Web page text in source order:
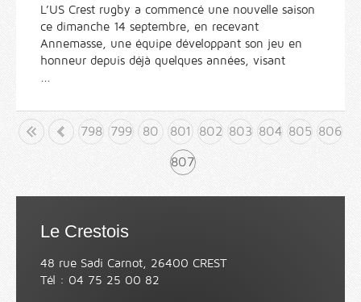
L’US Crest rugby a commencé une nouvelle saison
ce dimanche 14 septembre, en recevant
Annemasse, une équipe développant son jeu en
honneur depuis déjà quelques années, visant
...
« 798 799
80
801 802 803 804 805 806
807
Le Crestois
48 rue Sadi Carnot, 26400 CREST
Tél : 04 75 25 00 82